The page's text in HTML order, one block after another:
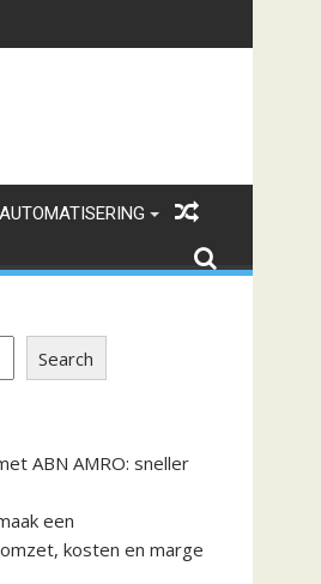
Search
ABN AMRO: sneller
een
kosten en marge